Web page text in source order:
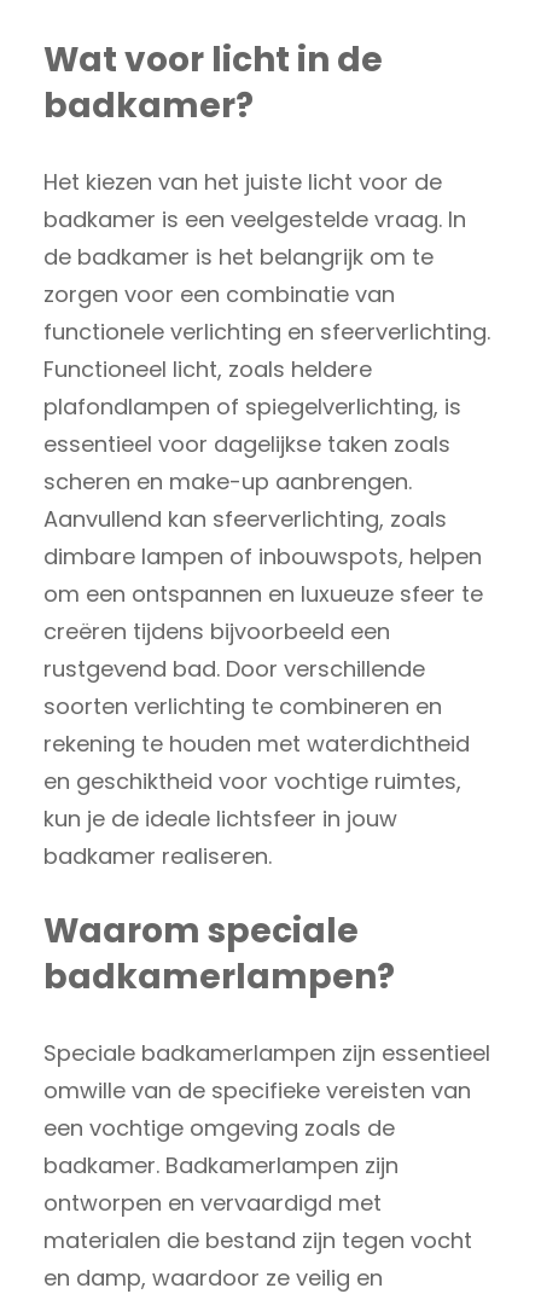
Wat voor licht in de
badkamer?
Het kiezen van het juiste licht voor de
badkamer is een veelgestelde vraag. In
de badkamer is het belangrijk om te
zorgen voor een combinatie van
functionele verlichting en sfeerverlichting.
Functioneel licht, zoals heldere
plafondlampen of spiegelverlichting, is
essentieel voor dagelijkse taken zoals
scheren en make-up aanbrengen.
Aanvullend kan sfeerverlichting, zoals
dimbare lampen of inbouwspots, helpen
om een ontspannen en luxueuze sfeer te
creëren tijdens bijvoorbeeld een
rustgevend bad. Door verschillende
soorten verlichting te combineren en
rekening te houden met waterdichtheid
en geschiktheid voor vochtige ruimtes,
kun je de ideale lichtsfeer in jouw
badkamer realiseren.
Waarom speciale
badkamerlampen?
Speciale badkamerlampen zijn essentieel
omwille van de specifieke vereisten van
een vochtige omgeving zoals de
badkamer. Badkamerlampen zijn
ontworpen en vervaardigd met
materialen die bestand zijn tegen vocht
en damp, waardoor ze veilig en